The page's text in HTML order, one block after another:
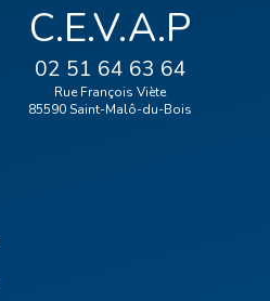
C.E.V.A.P
02 51 64 63 64
Rue François Viète
85590 Saint-Malô-du-Bois